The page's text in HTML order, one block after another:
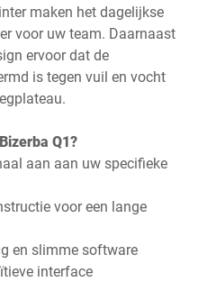
maken het dagelijkse
voor uw team. Daarnaast
ervoor dat de
is tegen vuil en vocht
Q1?
aan aan uw specifieke
voor een lange
en slimme software
interface